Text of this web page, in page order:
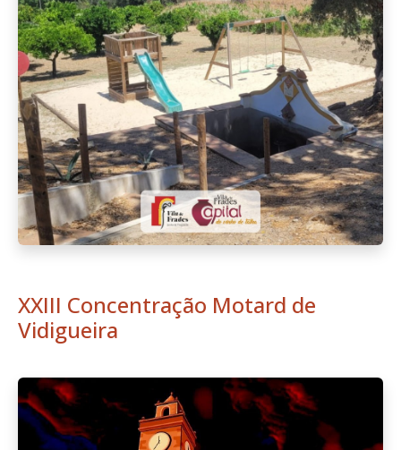
XXIII Concentração Motard de
Vidigueira